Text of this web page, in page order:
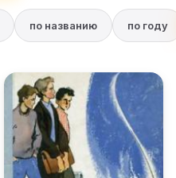
по названию по году